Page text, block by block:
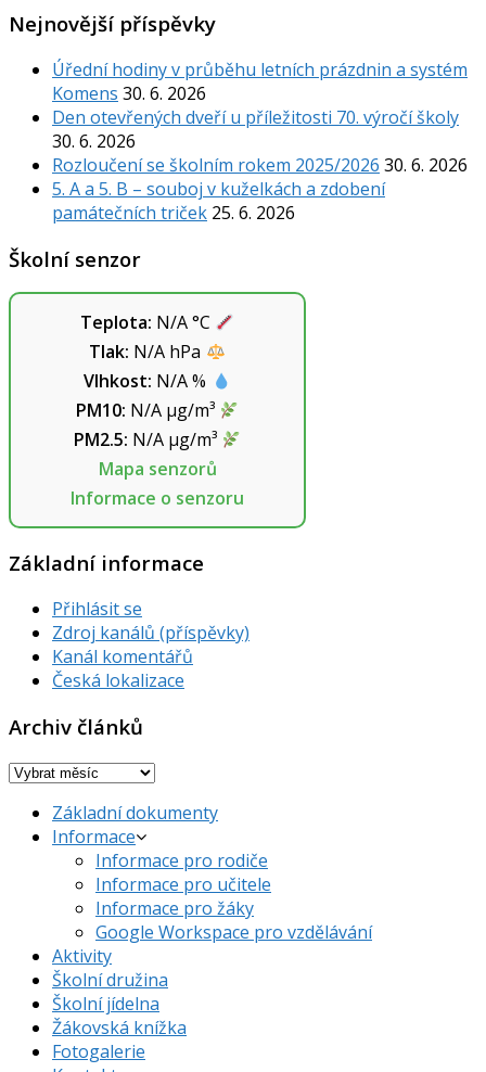
Nejnovější příspěvky
Úřední hodiny v průběhu letních prázdnin a systém
Komens 30. 6. 2026
Den otevřených dveří u příležitosti 70. výročí školy
30. 6. 2026
Rozloučení se školním rokem 2025/2026 30. 6. 2026
5. A a 5. B – souboj v kuželkách a zdobení
památečních triček 25. 6. 2026
Školní senzor
Teplota: N/A°C
Tlak: N/A hPa
Vlhkost: N/A%
PM10: N/Aµg/m³
PM2.5: N/Aµg/m³
Mapa senzorů
Informace o senzoru
Základní informace
Přihlásit se
Zdroj kanálů (příspěvky)
Kanál komentářů
Česká lokalizace
Archiv článků
Archiv
Základní dokumenty
Informace
Informace pro rodiče
Informace pro učitele
Informace pro žáky
Google Workspace pro vzdělávání
Aktivity
Školní družina
Školní jídelna
Žákovská knížka
Fotogalerie